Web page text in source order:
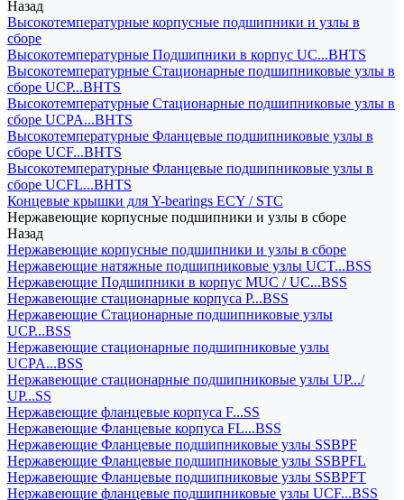
Назад
Высокотемпературные корпусные подшипники и узлы в
сборе
Высокотемпературные Подшипники в корпус UC...BHTS
Высокотемпературные Стационарные подшипниковые узлы в
сборе UCP...BHTS
Высокотемпературные Стационарные подшипниковые узлы в
сборе UCPA...BHTS
Высокотемпературные Фланцевые подшипниковые узлы в
сборе UCF...BHTS
Высокотемпературные Фланцевые подшипниковые узлы в
сборе UCFL...BHTS
Концевые крышки для Y-bearings ECY / STC
Нержавеющие корпусные подшипники и узлы в сборе
Назад
Нержавеющие корпусные подшипники и узлы в сборе
Нержавеющие натяжные подшипниковые узлы UCT...BSS
Нержавеющие Подшипники в корпус MUC / UC...BSS
Нержавеющие стационарные корпуса P...BSS
Нержавеющие Стационарные подшипниковые узлы
UCP...BSS
Нержавеющие стационарные подшипниковые узлы
UCPA...BSS
Нержавеющие стационарные подшипниковые узлы UP.../
UP...SS
Нержавеющие фланцевые корпуса F...SS
Нержавеющие Фланцевые корпуса FL...BSS
Нержавеющие Фланцевые подшипниковые узлы SSBPF
Нержавеющие Фланцевые подшипниковые узлы SSBPFL
Нержавеющие Фланцевые подшипниковые узлы SSBPFT
Нержавеющие фланцевые подшипниковые узлы UCF...BSS